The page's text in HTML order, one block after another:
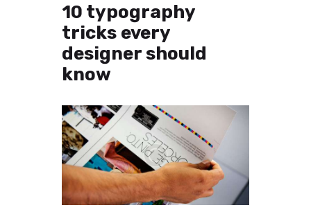
10 typography
tricks every
designer should
know